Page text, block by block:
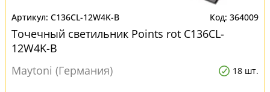
C136CL-12W4K-B 364009
Точечный светильник Points rot C136CL-
12W4K-B
Maytoni (Германия)
18 шт.